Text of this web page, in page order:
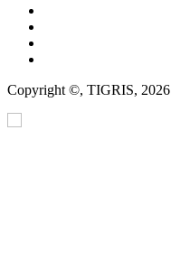
Copyright ©, TIGRIS, 2026